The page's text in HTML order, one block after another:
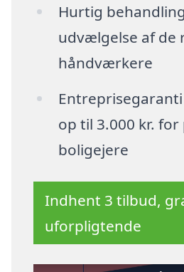
Hurtig
udvælgelse af de
håndværkere
op til 3.000 kr.
boligejere
Indhent 3 tilbud,
uforpligtende